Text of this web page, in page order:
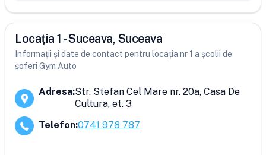
Locația 1 - Suceava, Suceava
Informații și date de contact pentru locația nr 1 a școlii de
șoferi Gym Auto
Adresa:Str. Stefan Cel Mare nr. 20a, Casa De
Cultura, et. 3
Telefon:0741 978 787